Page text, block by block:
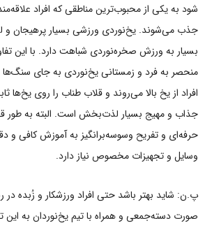
شود به یکی از محبوب‌ترین مناطقی که افراد
جذب می‌شوند. یخ‌نوردی ورزشی بسیار پرهیجان
بسیار به ورزش صخره‌نوردی شباهت دارد. با این
منحصر به فرد و زمستانی یخ‌نوردی به جای
افراد از یخ بالا می‌روند و قلاب طناب را روی یخ‌ها
جذاب و مهیج بسیار لذت‌بخش است. البته به طور
حرفه‌ای و تفریح وسوسه‌برانگیز به آموزش کافی و
وسایل و تجهیزات مخصوص نیاز دارد.
پ.ن: شاید بهتر باشد حتی افراد ورزشکار و زُبده در
صورت دسته‌جمعی و همراه با تیم یخ‌نوردان به این